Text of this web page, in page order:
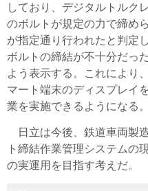
しており、デジタルトルク
のボルトが規定の力で締め
が指定通り行われたと判定
ボルトの締結が不十分だっ
よう表示する。これにより
マート端末のディスプレイ
業を実施できるようになる。
日立は今後、鉄道車両製
ト締結作業管理システムの
の実運用を目指す考えだ。